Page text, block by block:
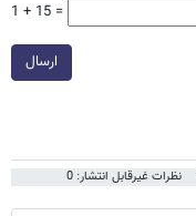
1 + 15 =
ارسال
نظرات غیرقابل انتشار: 0